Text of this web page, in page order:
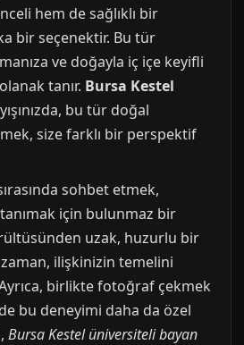
hem de sağlıklı bir
bir seçenektir. Bu tür
ve doğayla iç içe keyifli
tanır. Bursa Kestel
bu tür doğal
size farklı bir perspektif
sohbet etmek,
için bulunmaz bir
uzak, huzurlu bir
ilişkinizin temelini
birlikte fotoğraf çekmek
bu deneyimi daha da özel
Bursa Kestel üniversiteli bayan